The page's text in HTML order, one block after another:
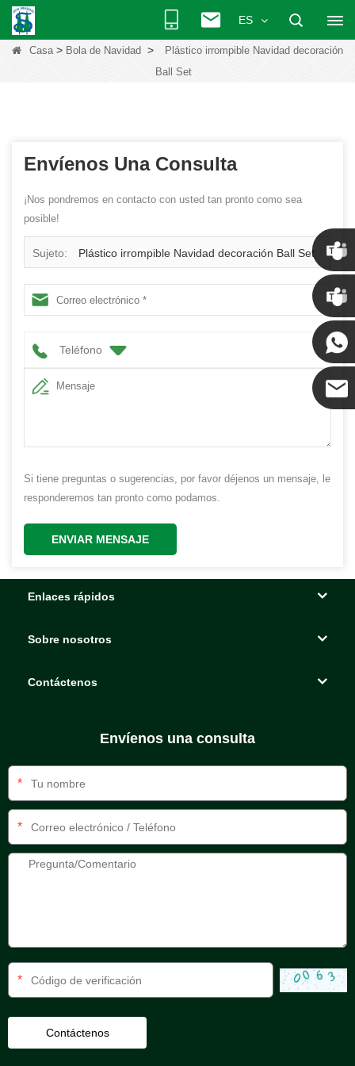
ES
Casa > Bola de Navidad >
Plástico irrompible Navidad decoración
Ball Set
Envíenos Una Consulta
¡Nos pondremos en contacto con usted tan pronto como sea
posible!
Sujeto: Plástico irrompible Navidad decoración Ball Set
Teléfono
Si tiene preguntas o sugerencias, por favor déjenos un mensaje, le
responderemos tan pronto como podamos.
ENVIAR MENSAJE
Enlaces rápidos
Sobre nosotros
Contáctenos
Envíenos una consulta
*
*
*
Chris
Kenny